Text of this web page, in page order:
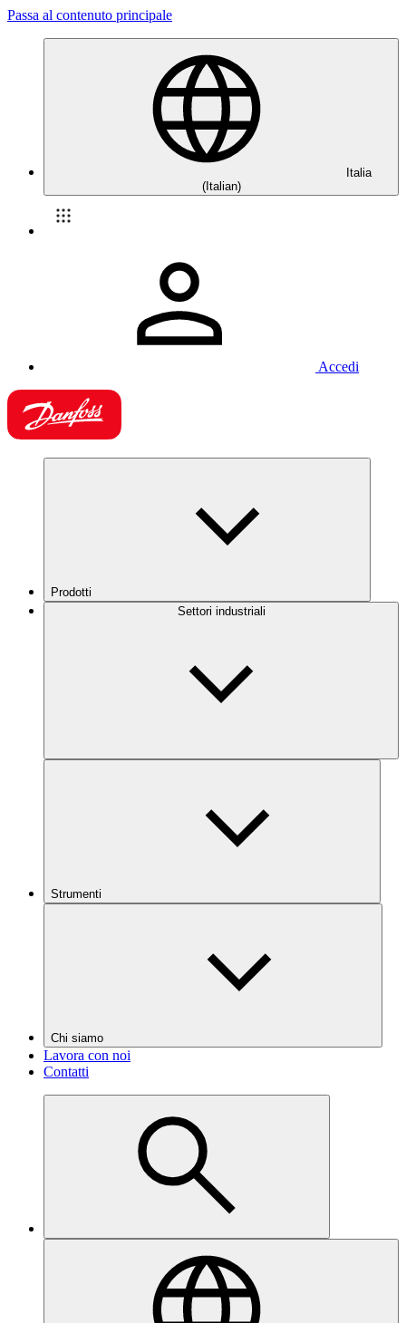
Passa al contenuto principale
Italia
(Italian)
Accedi
Prodotti
Settori industriali
Strumenti
Chi siamo
Lavora con noi
Contatti